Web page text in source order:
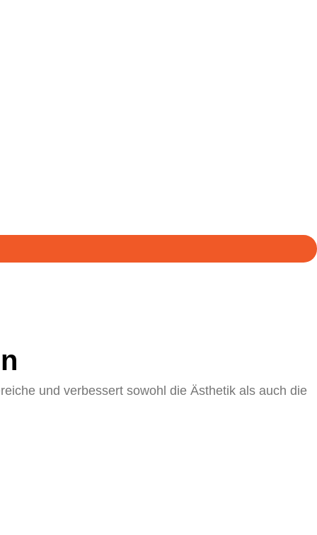
und verbessert sowohl die Ästhetik als auch die